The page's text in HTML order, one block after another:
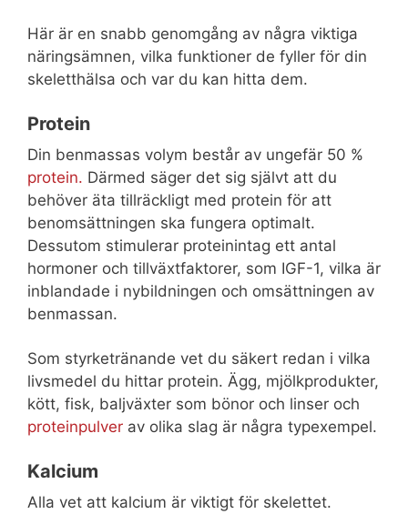
Här är en snabb genomgång av några viktiga
näringsämnen, vilka funktioner de fyller för din
skeletthälsa och var du kan hitta dem.
Protein
Din benmassas volym består av ungefär 50 %
protein. Därmed säger det sig självt att du
behöver äta tillräckligt med protein för att
benomsättningen ska fungera optimalt.
Dessutom stimulerar proteinintag ett antal
hormoner och tillväxtfaktorer, som IGF-1, vilka är
inblandade i nybildningen och omsättningen av
benmassan.
Som styrketränande vet du säkert redan i vilka
livsmedel du hittar protein. Ägg, mjölkprodukter,
kött, fisk, baljväxter som bönor och linser och
proteinpulver av olika slag är några typexempel.
Kalcium
Alla vet att kalcium är viktigt för skelettet.